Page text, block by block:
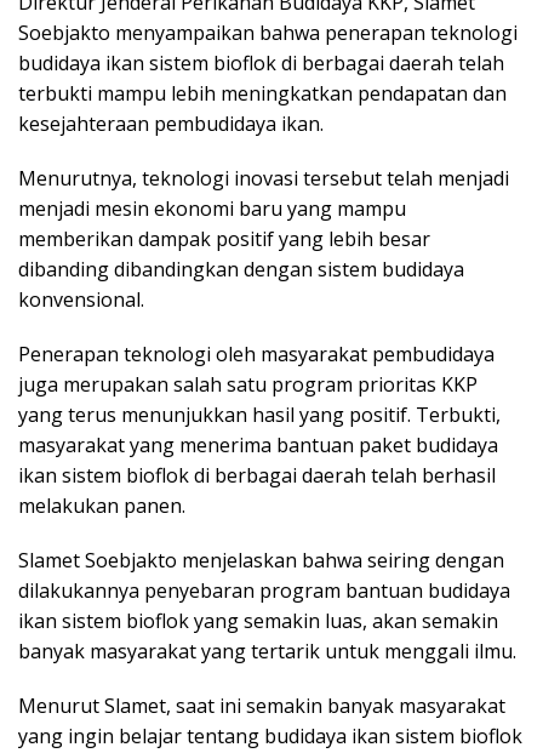
Soebjakto menyampaikan bahwa penerapan teknologi
budidaya ikan sistem bioflok di berbagai daerah telah
terbukti mampu lebih meningkatkan pendapatan dan
kesejahteraan pembudidaya ikan.
Menurutnya, teknologi inovasi tersebut telah menjadi
menjadi mesin ekonomi baru yang mampu
memberikan dampak positif yang lebih besar
dibanding dibandingkan dengan sistem budidaya
konvensional.
Penerapan teknologi oleh masyarakat pembudidaya
juga merupakan salah satu program prioritas KKP
yang terus menunjukkan hasil yang positif. Terbukti,
masyarakat yang menerima bantuan paket budidaya
ikan sistem bioflok di berbagai daerah telah berhasil
melakukan panen.
Slamet Soebjakto menjelaskan bahwa seiring dengan
dilakukannya penyebaran program bantuan budidaya
ikan sistem bioflok yang semakin luas, akan semakin
banyak masyarakat yang tertarik untuk menggali ilmu.
Menurut Slamet, saat ini semakin banyak masyarakat
yang ingin belajar tentang budidaya ikan sistem bioflok